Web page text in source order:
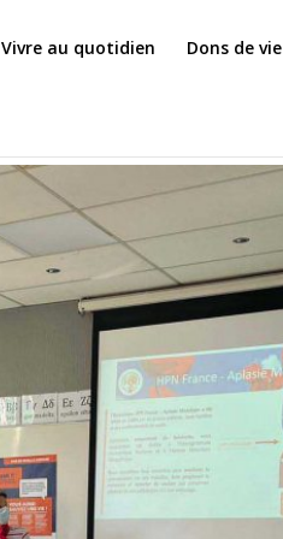
Vivre au quotidien Dons de vie